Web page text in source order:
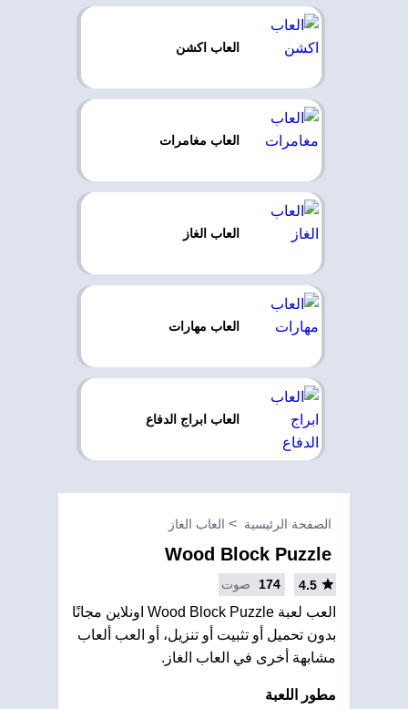
العاب اكشن
العاب مغامرات
العاب الغاز
العاب مهارات
العاب ابراج الدفاع
الصفحة الرئيسية العاب الغاز
Wood Block Puzzle
4.5
174 صوت
العب لعبة Wood Block Puzzle اونلاين مجانًا
بدون تحميل أو تثبيت أو تنزيل، أو العب ألعاب
مشابهة أخرى في العاب الغاز.
مطور اللعبة